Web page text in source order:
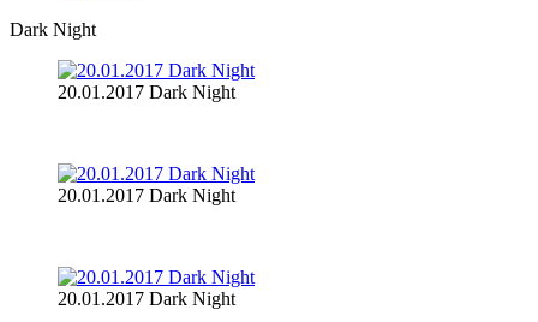
Dark Night
20.01.2017 Dark Night
20.01.2017 Dark Night
20.01.2017 Dark Night